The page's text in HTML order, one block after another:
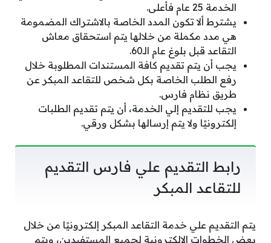
الخدمة 25 عام فأعلى.
يشترط ألا تكون المدد الخاصة بالاشتراك المضمومة
هي مدد مكملة من خلالها يتم استحقاق معاش
التقاعد قبل بلوغ عام الـ60.
يجب أن يتم تقديم كافة المستندات المطلوبة خلال
رفع الطلب الخاصة بكل شخص للتقاعد المبكر عن
طريق نظام فارس.
يجب للتقديم إلي الخدمة، أن يتم تقديم الطلبات
إلكترونيًا ولا يتم إرسالها بشكل ورقي.
رابط التقديم علي فارس التقديم
للتقاعد المبكر
يتم التقديم علي خدمة التقاعد المبكر إلكترونيًا من خلال
بعض الخطوات الإلكترونية لجميع المستفيدين، ويتم